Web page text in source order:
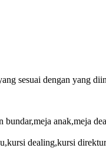
sesuai dengan yang
anak,meja
dealing,kursi